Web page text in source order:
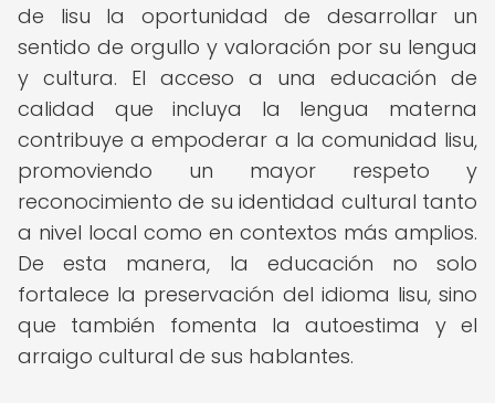
de lisu la oportunidad de desarrollar un
sentido de orgullo y valoración por su lengua
y cultura. El acceso a una educación de
calidad que incluya la lengua materna
contribuye a empoderar a la comunidad lisu,
promoviendo un mayor respeto y
reconocimiento de su identidad cultural tanto
a nivel local como en contextos más amplios.
De esta manera, la educación no solo
fortalece la preservación del idioma lisu, sino
que también fomenta la autoestima y el
arraigo cultural de sus hablantes.